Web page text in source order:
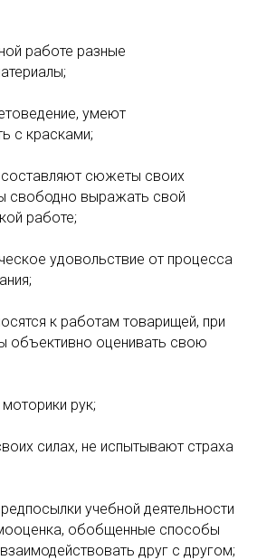
работе разные
умеют
с красками;
сюжеты своих
свободно выражать свой
работе;
удовольствие от процесса
к работам товарищей, при
объективно оценивать свою
рук;
силах, не испытывают страха
учебной деятельности
обобщенные способы
друг с другом;